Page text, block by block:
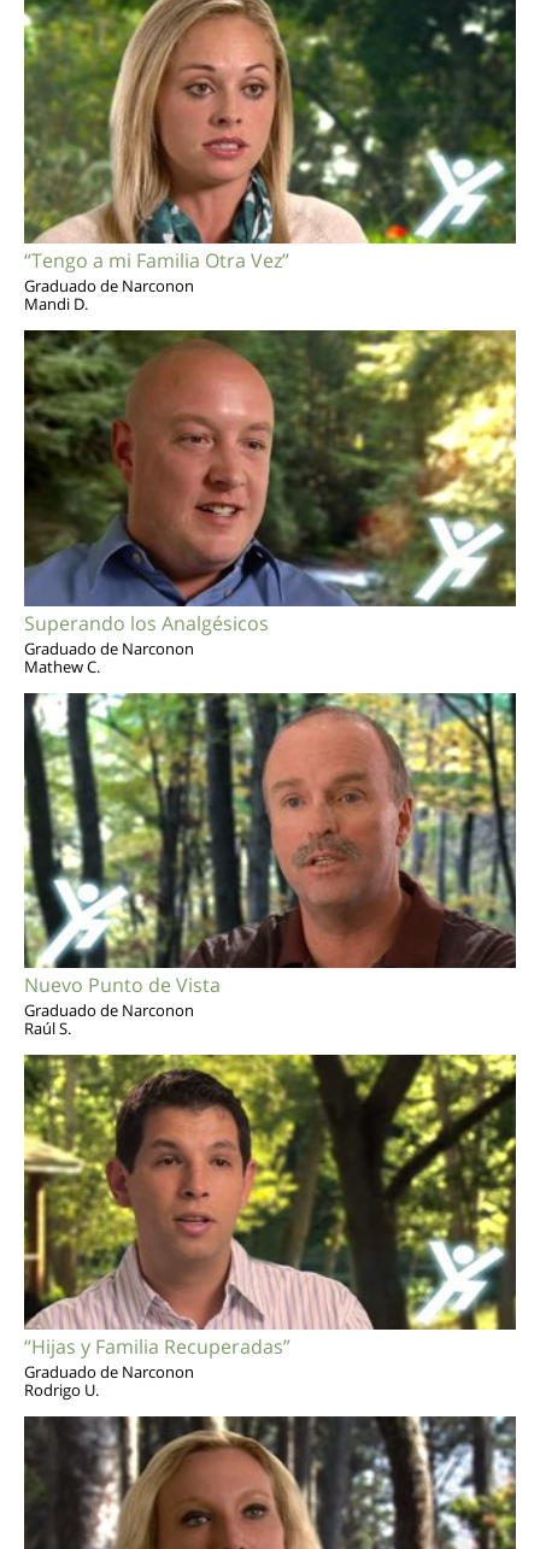
“Tengo a mi Familia Otra Vez”
Graduado de Narconon
Mandi D.
Superando los Analgésicos
Graduado de Narconon
Mathew C.
Nuevo Punto de Vista
Graduado de Narconon
Raúl S.
“Hijas y Familia Recuperadas”
Graduado de Narconon
Rodrigo U.